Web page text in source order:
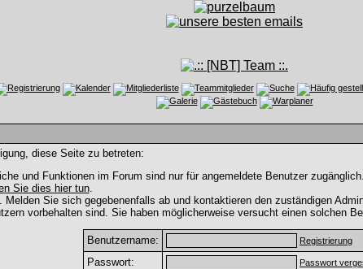
diese Seite zu betreten:
und Funktionen im Forum sind nur für angemeldete Benutzer
Sie dies hier tun.
Melden Sie sich gegebenenfalls ab und kontaktieren den zuständigen
vorbehalten sind. Sie haben möglicherweise versucht einen solchen
Benutzername: Registrierung
Passwort: Passwort